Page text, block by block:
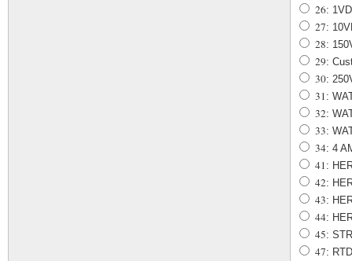
26:
27:
28:
29:
30:
31 :
32:
33:
34: 4
41 :
42:
43:
44:
45:
47: